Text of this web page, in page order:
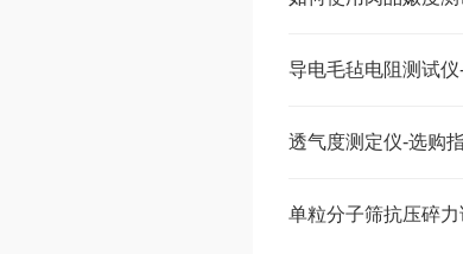
导电毛毡电阻测试仪
透气度测定仪-选购
单粒分子筛抗压碎